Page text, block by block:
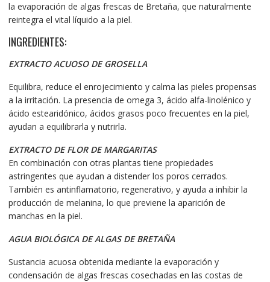
la evaporación de algas frescas de Bretaña, que naturalmente
reintegra el vital líquido a la piel.
INGREDIENTES:
EXTRACTO ACUOSO DE GROSELLA
Equilibra, reduce el enrojecimiento y calma las pieles propensas
a la irritación. La presencia de omega 3, ácido alfa-linolénico y
ácido estearidónico, ácidos grasos poco frecuentes en la piel,
ayudan a equilibrarla y nutrirla.
EXTRACTO DE FLOR DE MARGARITAS
En combinación con otras plantas tiene propiedades
astringentes que ayudan a distender los poros cerrados.
También es antinflamatorio, regenerativo, y ayuda a inhibir la
producción de melanina, lo que previene la aparición de
manchas en la piel.
AGUA BIOLÓGICA DE ALGAS DE BRETAÑA
Sustancia acuosa obtenida mediante la evaporación y
condensación de algas frescas cosechadas en las costas de